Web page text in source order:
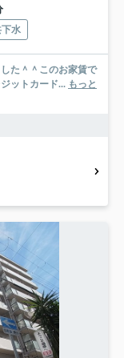
水
た＾＾このお家賃で
ットカード... もっと